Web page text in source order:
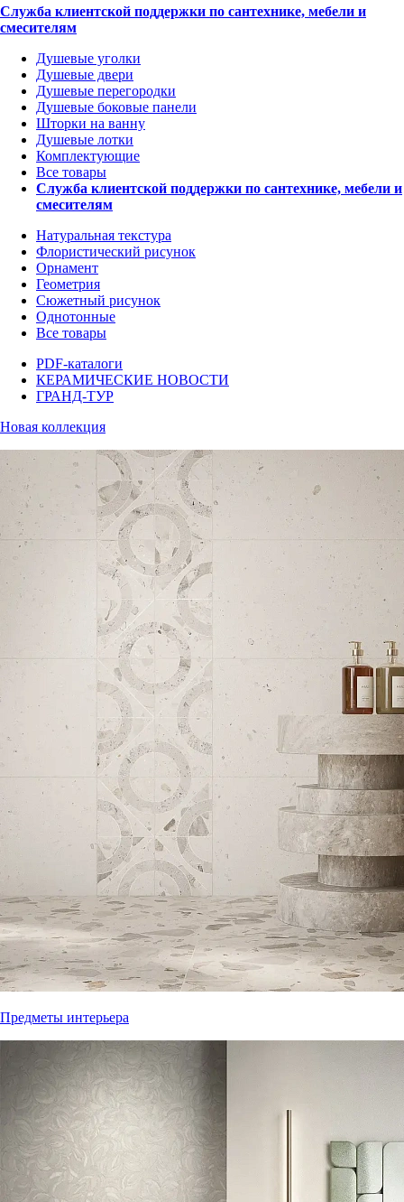
Служба клиентской поддержки по сантехнике, мебели и
смесителям
Душевые уголки
Душевые двери
Душевые перегородки
Душевые боковые панели
Шторки на ванну
Душевые лотки
Комплектующие
Все товары
Служба клиентской поддержки по сантехнике, мебели и
смесителям
Натуральная текстура
Флористический рисунок
Орнамент
Геометрия
Сюжетный рисунок
Однотонные
Все товары
PDF-каталоги
КЕРАМИЧЕСКИЕ НОВОСТИ
ГРАНД-ТУР
Новая коллекция
Предметы интерьера